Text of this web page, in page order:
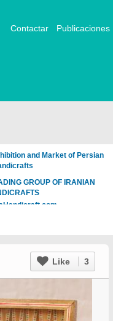
Contactar Publicaciones
and Market of Persian
GROUP OF IRANIAN
Like 3